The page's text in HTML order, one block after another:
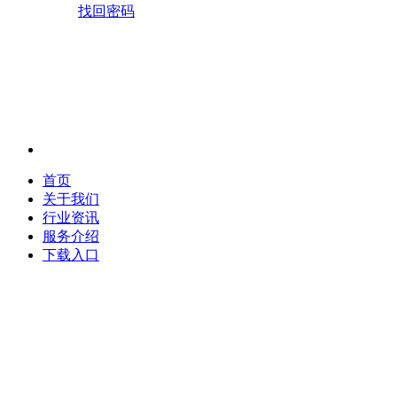
找回密码
首页
关于我们
行业资讯
服务介绍
下载入口